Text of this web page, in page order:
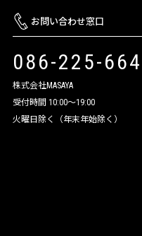
お問い合わせ窓口
086-225-
株式会社MASAYA
受付時間 10:00～19:00
火曜日除く（年末年始除く）